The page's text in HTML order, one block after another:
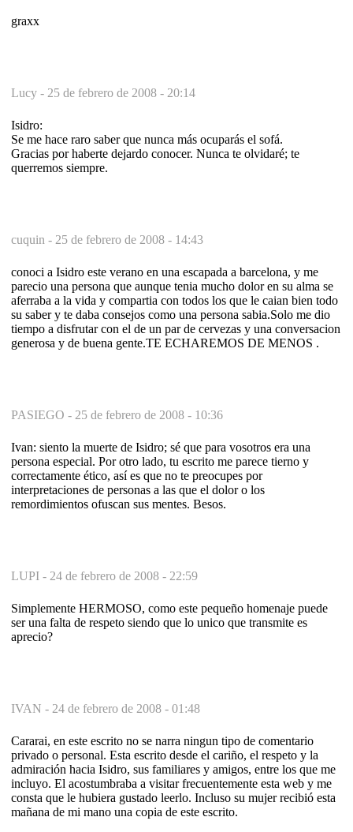
graxx
Lucy - 25 de febrero de 2008 - 20:14
Isidro:
Se me hace raro saber que nunca más ocuparás el sofá.
Gracias por haberte dejardo conocer. Nunca te olvidaré; te
querremos siempre.
cuquin - 25 de febrero de 2008 - 14:43
conoci a Isidro este verano en una escapada a barcelona, y me
parecio una persona que aunque tenia mucho dolor en su alma se
aferraba a la vida y compartia con todos los que le caian bien todo
su saber y te daba consejos como una persona sabia.Solo me dio
tiempo a disfrutar con el de un par de cervezas y una conversacion
generosa y de buena gente.TE ECHAREMOS DE MENOS .
PASIEGO - 25 de febrero de 2008 - 10:36
Ivan: siento la muerte de Isidro; sé que para vosotros era una
persona especial. Por otro lado, tu escrito me parece tierno y
correctamente ético, así es que no te preocupes por
interpretaciones de personas a las que el dolor o los
remordimientos ofuscan sus mentes. Besos.
LUPI - 24 de febrero de 2008 - 22:59
Simplemente HERMOSO, como este pequeño homenaje puede
ser una falta de respeto siendo que lo unico que transmite es
aprecio?
IVAN - 24 de febrero de 2008 - 01:48
Cararai, en este escrito no se narra ningun tipo de comentario
privado o personal. Esta escrito desde el cariño, el respeto y la
admiración hacia Isidro, sus familiares y amigos, entre los que me
incluyo. El acostumbraba a visitar frecuentemente esta web y me
consta que le hubiera gustado leerlo. Incluso su mujer recibió esta
mañana de mi mano una copia de este escrito.